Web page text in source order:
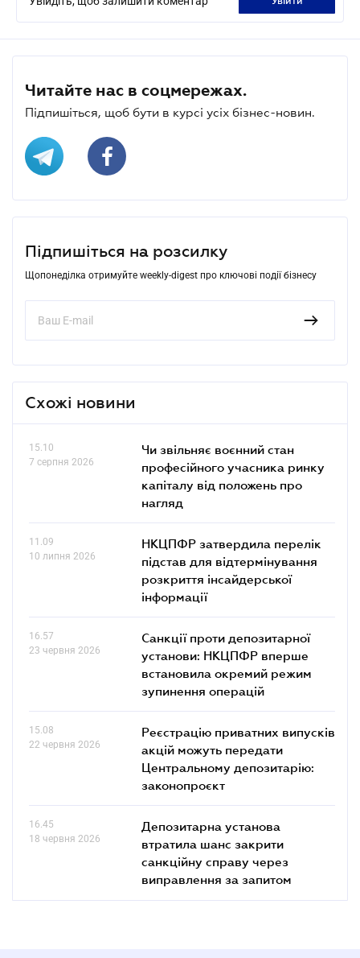
Читайте нас в соцмережах.
Підпишіться, щоб бути в курсі усіх бізнес-новин.
Підпишіться на розсилку
Щопонеділка отримуйте weekly-digest про ключові події бізнесу
Схожі новини
15.10
7 серпня 2026
Чи звільняє воєнний стан
професійного учасника ринку
капіталу від положень про
нагляд
11.09
10 липня 2026
НКЦПФР затвердила перелік
підстав для відтермінування
розкриття інсайдерської
інформації
16.57
23 червня 2026
Санкції проти депозитарної
установи: НКЦПФР вперше
встановила окремий режим
зупинення операцій
15.08
22 червня 2026
Реєстрацію приватних випусків
акцій можуть передати
Центральному депозитарію:
законопроєкт
16.45
18 червня 2026
Депозитарна установа
втратила шанс закрити
санкційну справу через
виправлення за запитом